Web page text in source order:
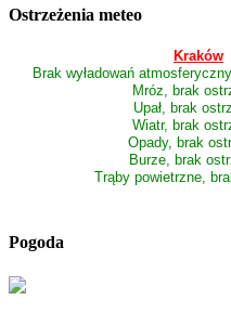
Ostrzeżenia meteo
Kraków
Brak wyładowań
Mróz, brak
Upał, brak
Wiatr, brak
Opady, brak
Burze, brak
Trąby powietrzne,
Pogoda